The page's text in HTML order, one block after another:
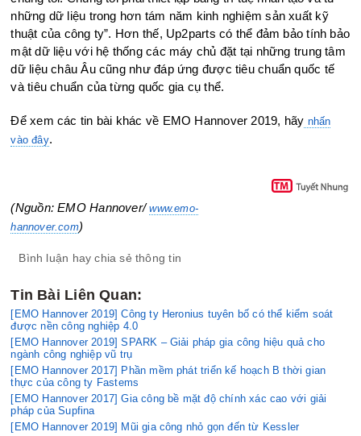
những dữ liệu trong hơn tám năm kinh nghiệm sản xuất kỹ
thuật của công ty”. Hơn thế, Up2parts có thể đảm bảo tính bảo
mật dữ liệu với hệ thống các máy chủ đặt tại những trung tâm
dữ liệu châu Âu cũng như đáp ứng được tiêu chuẩn quốc tế
và tiêu chuẩn của từng quốc gia cụ thể.
Để xem các tin bài khác về EMO Hannover 2019, hãy nhấn
vào đây.
(Nguồn: EMO Hannover/www.emo-
hannover.com)
Bình luận hay chia sẻ thông tin
Tin Bài Liên Quan:
[EMO Hannover 2019] Công ty Heronius tuyên bố có thể kiểm soát
được nền công nghiệp 4.0
[EMO Hannover 2019] SPARK – Giải pháp gia công hiệu quả cho
ngành công nghiệp vũ trụ
[EMO Hannover 2017] Phần mềm phát triển kế hoạch B thời gian
thực của công ty Fastems
[EMO Hannover 2017] Gia công bề mặt độ chính xác cao với giải
pháp của Supfina
[EMO Hannover 2019] Mũi gia công nhỏ gọn đến từ Kessler